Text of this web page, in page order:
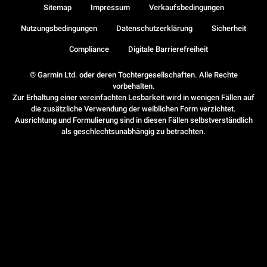
© Garmin Ltd. oder deren Tochtergesellschaften. Alle Rechte
vorbehalten.
Zur Erhaltung einer vereinfachten Lesbarkeit wird in wenigen Fällen auf
die zusätzliche Verwendung der weiblichen Form verzichtet.
Ausrichtung und Formulierung sind in diesen Fällen selbstverständlich
als geschlechtsunabhängig zu betrachten.
Sitemap Impressum Verkaufsbedingungen
Nutzungsbedingungen Datenschutzerklärung Sicherheit
Compliance Digitale Barrierefreiheit